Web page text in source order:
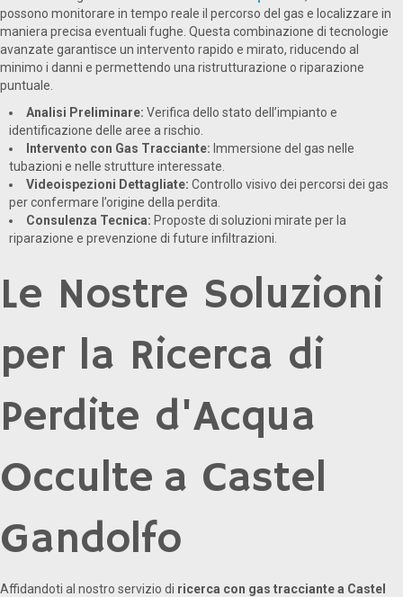
possono monitorare in tempo reale il percorso del gas e localizzare in
maniera precisa eventuali fughe. Questa combinazione di tecnologie
avanzate garantisce un intervento rapido e mirato, riducendo al
minimo i danni e permettendo una ristrutturazione o riparazione
puntuale.
Analisi Preliminare: Verifica dello stato dell’impianto e
identificazione delle aree a rischio.
Intervento con Gas Tracciante: Immersione del gas nelle
tubazioni e nelle strutture interessate.
Videoispezioni Dettagliate: Controllo visivo dei percorsi dei gas
per confermare l’origine della perdita.
Consulenza Tecnica: Proposte di soluzioni mirate per la
riparazione e prevenzione di future infiltrazioni.
Le Nostre Soluzioni
per la Ricerca di
Perdite d'Acqua
Occulte a Castel
Gandolfo
Affidandoti al nostro servizio di ricerca con gas tracciante a Castel